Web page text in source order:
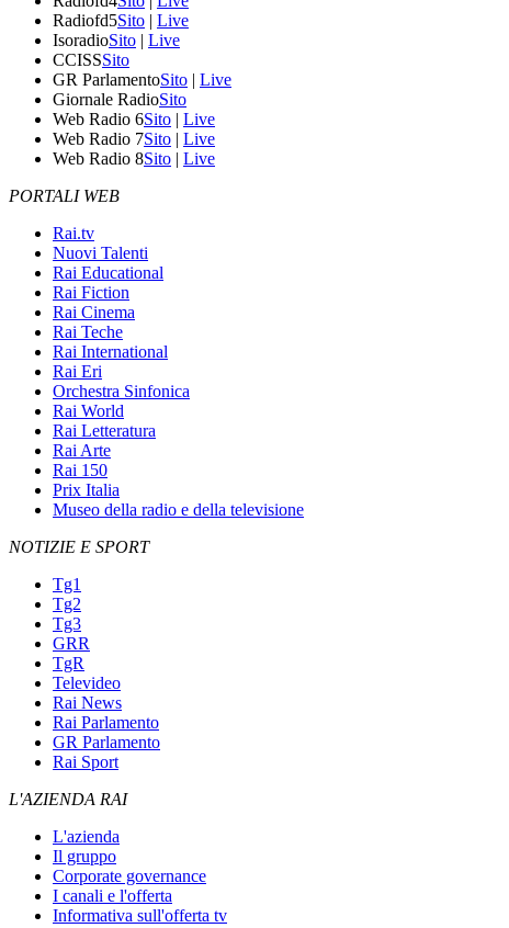
Radiofd5Sito | Live
IsoradioSito | Live
CCISSSito
GR ParlamentoSito | Live
Giornale RadioSito
Web Radio 6Sito | Live
Web Radio 7Sito | Live
Web Radio 8Sito | Live
PORTALI WEB
Rai.tv
Nuovi Talenti
Rai Educational
Rai Fiction
Rai Cinema
Rai Teche
Rai International
Rai Eri
Orchestra Sinfonica
Rai World
Rai Letteratura
Rai Arte
Rai 150
Prix Italia
Museo della radio e della televisione
NOTIZIE E SPORT
Tg1
Tg2
Tg3
GRR
TgR
Televideo
Rai News
Rai Parlamento
GR Parlamento
Rai Sport
L'AZIENDA RAI
L'azienda
Il gruppo
Corporate governance
I canali e l'offerta
Informativa sull'offerta tv